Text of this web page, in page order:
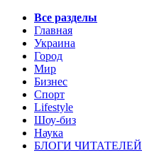
Все разделы
Главная
Украина
Город
Мир
Бизнес
Спорт
Lifestyle
Шоу-биз
Наука
БЛОГИ ЧИТАТЕЛЕЙ